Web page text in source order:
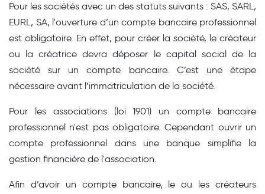
Pour les sociétés avec un des statuts suivants : SAS, SARL,
EURL, SA, l'ouverture d’un compte bancaire professionnel
est obligatoire. En effet, pour créer la société, le créateur
ou la créatrice devra déposer le capital social de la
société sur un compte bancaire. C’est une étape
nécessaire avant l’immatriculation de la société.
Pour les associations (loi 1901) un compte bancaire
professionnel n'est pas obligatoire. Cependant ouvrir un
compte professionnel dans une banque simplifie la
gestion financière de l'association.
Afin d’avoir un compte bancaire, le ou les créateurs